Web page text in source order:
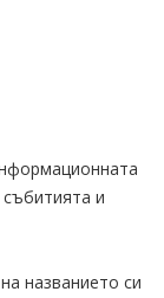
и
названието си